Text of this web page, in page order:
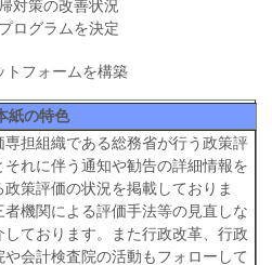
対策の改善状況
ログラムを決定
トフォームを構築
紙の特色
担組織である総務省が行う政策評
れに伴う通知や勧告の詳細情報を
策評価の状況を掲載しておりま
機関による評価手法等の見直しな
ております。また行政改革、行政
会計検査院の活動もフォローして